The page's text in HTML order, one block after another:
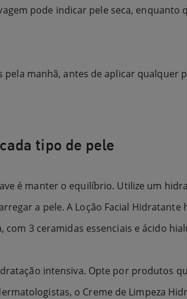
pode indicar pele seca,
manhã, antes de aplicar qualquer
tipo de pele
é manter o equilíbrio. Utilize um
a pele. A Loção Facial
3 ceramidas essenciais e ácido
intensiva. Opte por produtos
o Creme de Limpeza